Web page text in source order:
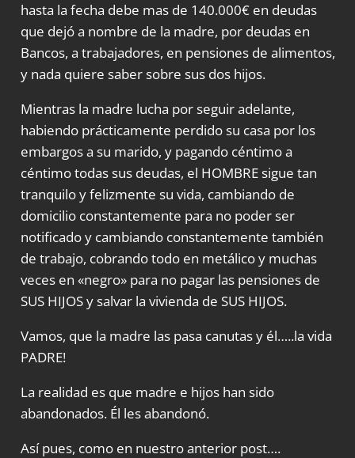
hasta la fecha debe mas de 140.000€ en deudas
que dejó a nombre de la madre, por deudas en
Bancos, a trabajadores, en pensiones de alimentos,
y nada quiere saber sobre sus dos hijos.
Mientras la madre lucha por seguir adelante,
habiendo prácticamente perdido su casa por los
embargos a su marido, y pagando céntimo a
céntimo todas sus deudas, el HOMBRE sigue tan
tranquilo y felizmente su vida, cambiando de
domicilio constantemente para no poder ser
notificado y cambiando constantemente también
de trabajo, cobrando todo en metálico y muchas
veces en «negro» para no pagar las pensiones de
SUS HIJOS y salvar la vivienda de SUS HIJOS.
Vamos, que la madre las pasa canutas y él…..la vida
PADRE!
La realidad es que madre e hijos han sido
abandonados. Él les abandonó.
Así pues, como en nuestro anterior post….